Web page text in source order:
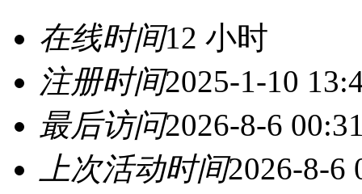
在线时间12 小时
注册时间2025-1-10
最后访问2026-8-6
上次活动时间2026-8-6